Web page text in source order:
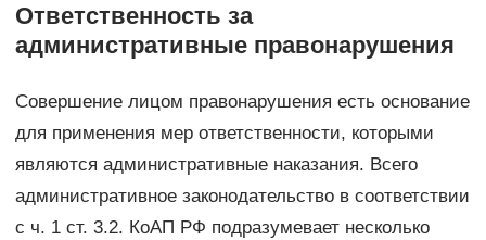
Ответственность за
административные правонарушения
Совершение лицом правонарушения есть основание
для применения мер ответственности, которыми
являются административные наказания. Всего
административное законодательство в соответствии
с ч. 1 ст. 3.2. КоАП РФ подразумевает несколько